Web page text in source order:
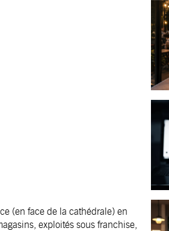
(en face de la cathédrale) en
exploités sous franchise,